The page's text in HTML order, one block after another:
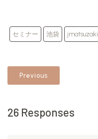
セミナー 池袋 jmatsuzaki
Previous
26 Responses